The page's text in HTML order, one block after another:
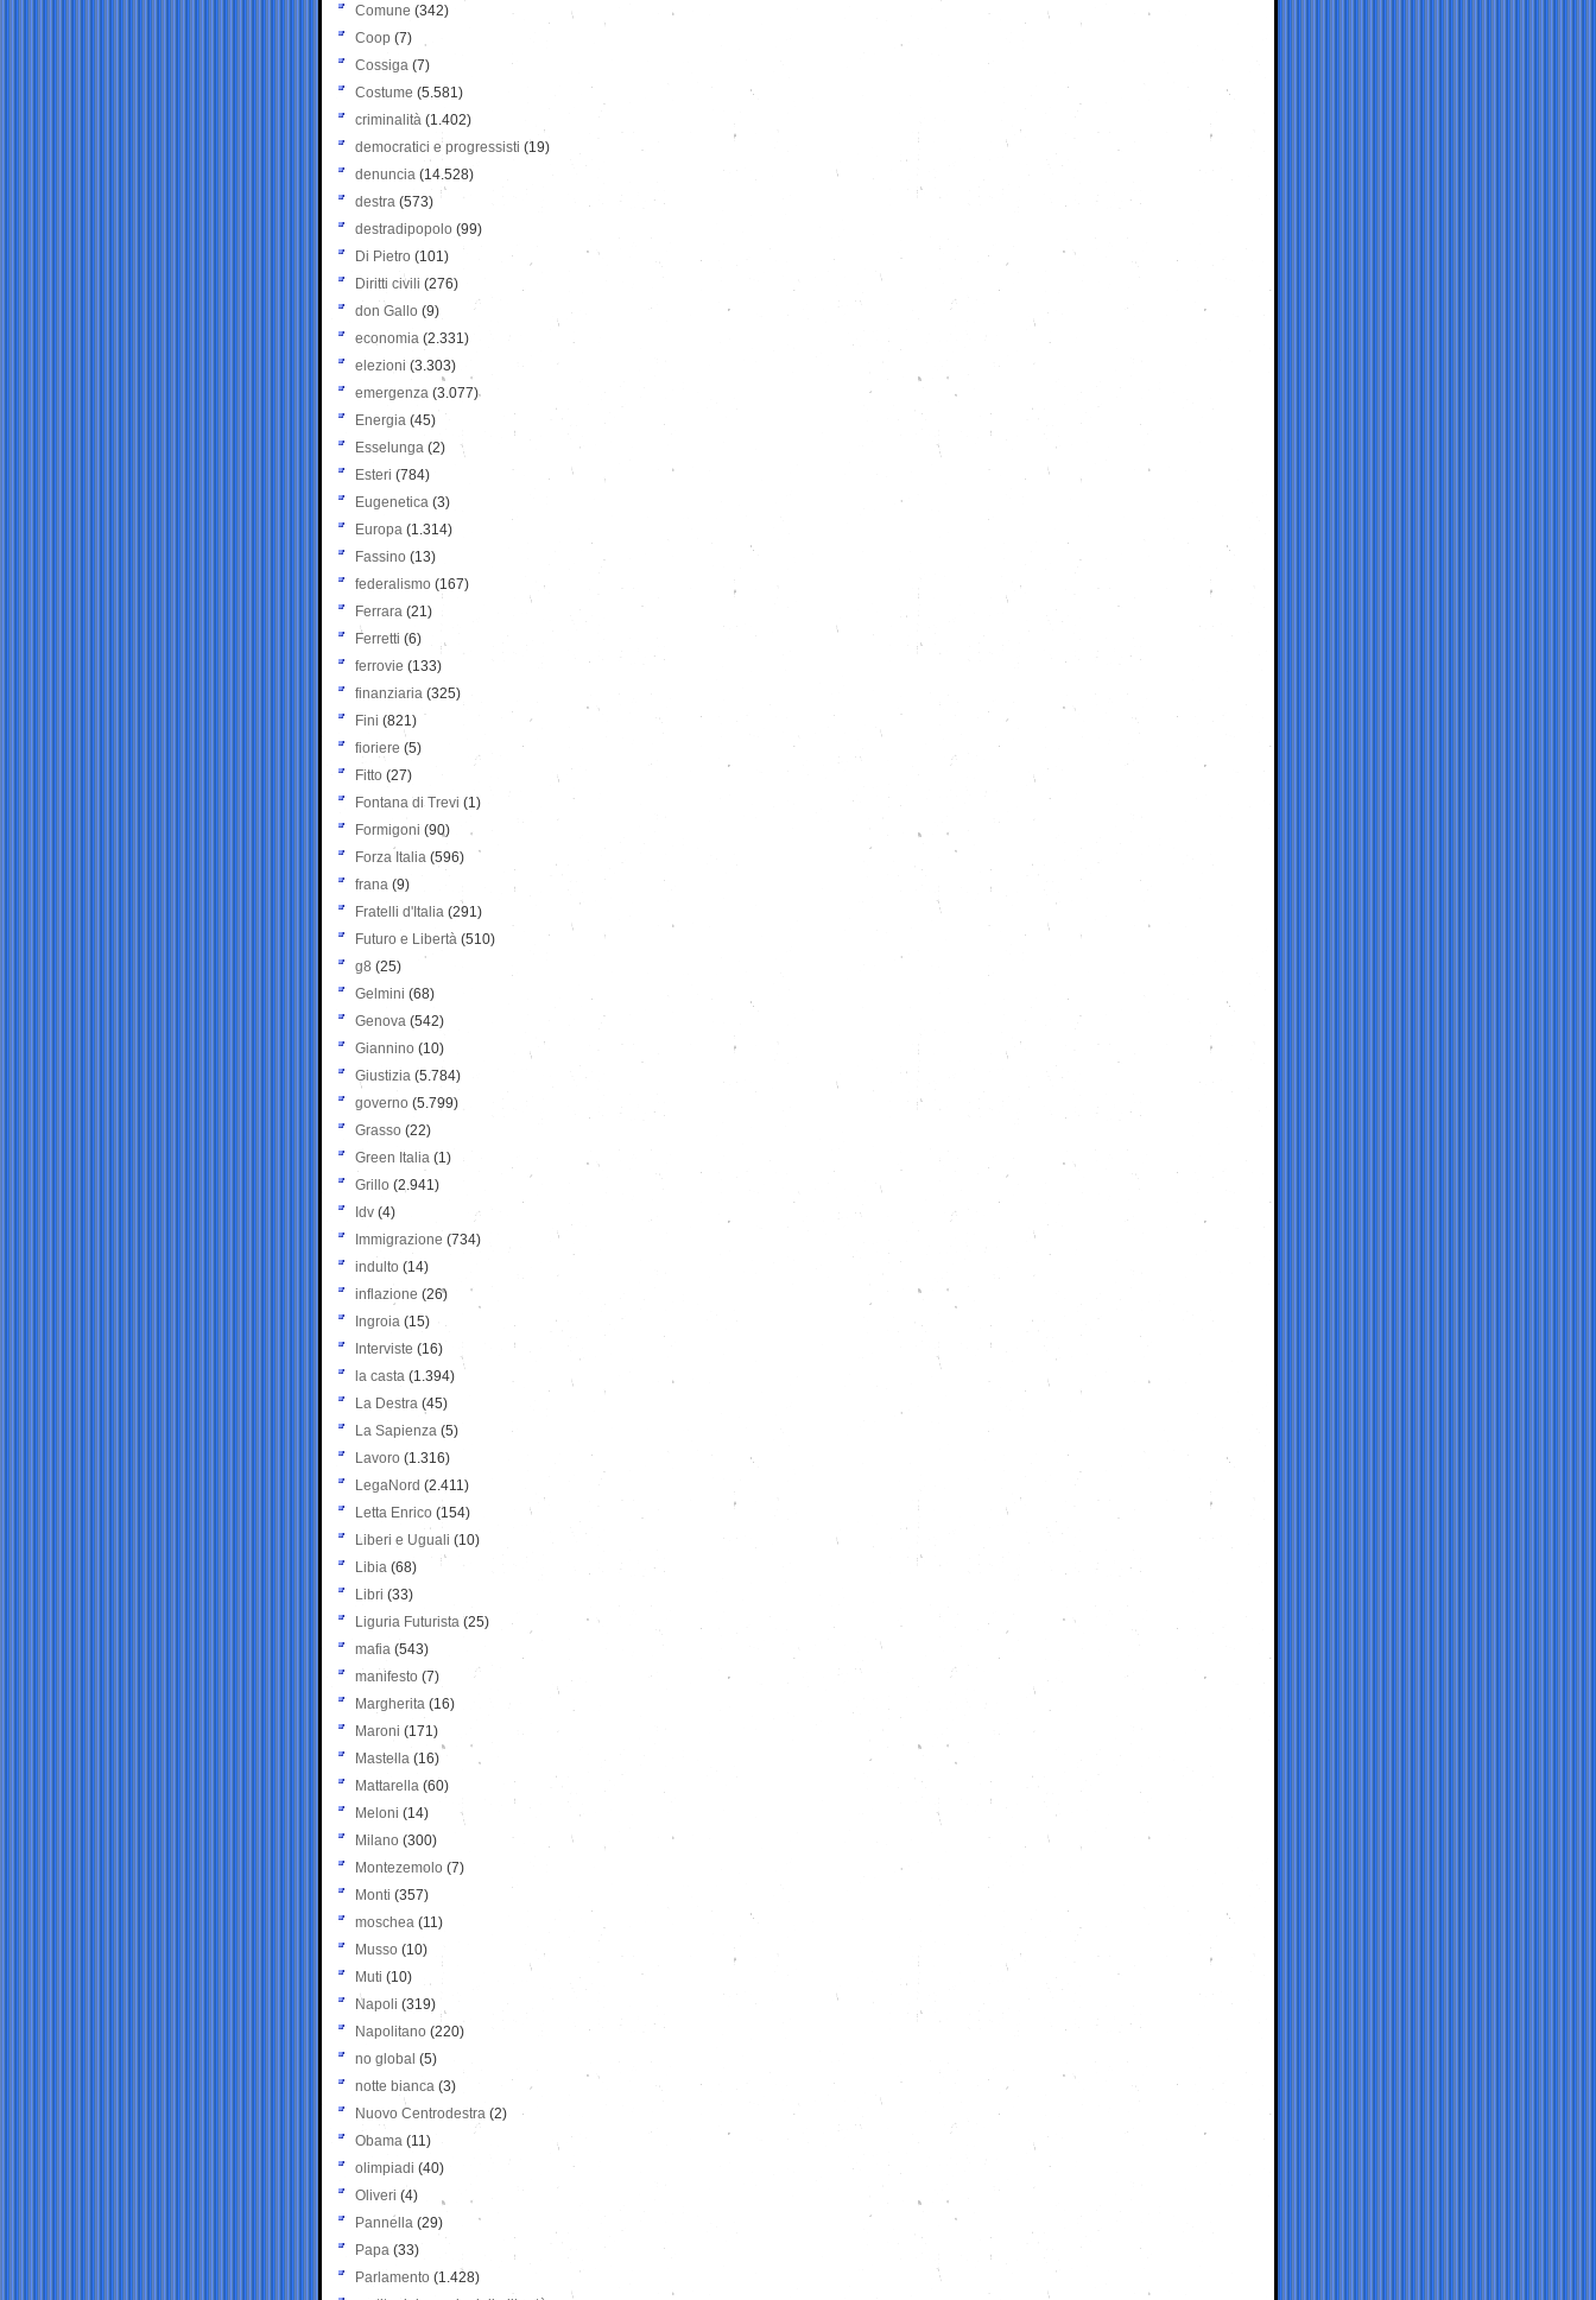
Comune (342)
Coop (7)
Cossiga (7)
Costume (5.581)
criminalità (1.402)
democratici e progressisti (19)
denuncia (14.528)
destra (573)
destradipopolo (99)
Di Pietro (101)
Diritti civili (276)
don Gallo (9)
economia (2.331)
elezioni (3.303)
emergenza (3.077)
Energia (45)
Esselunga (2)
Esteri (784)
Eugenetica (3)
Europa (1.314)
Fassino (13)
federalismo (167)
Ferrara (21)
Ferretti (6)
ferrovie (133)
finanziaria (325)
Fini (821)
fioriere (5)
Fitto (27)
Fontana di Trevi (1)
Formigoni (90)
Forza Italia (596)
frana (9)
Fratelli d'Italia (291)
Futuro e Libertà (510)
g8 (25)
Gelmini (68)
Genova (542)
Giannino (10)
Giustizia (5.784)
governo (5.799)
Grasso (22)
Green Italia (1)
Grillo (2.941)
Idv (4)
Immigrazione (734)
indulto (14)
inflazione (26)
Ingroia (15)
Interviste (16)
la casta (1.394)
La Destra (45)
La Sapienza (5)
Lavoro (1.316)
LegaNord (2.411)
Letta Enrico (154)
Liberi e Uguali (10)
Libia (68)
Libri (33)
Liguria Futurista (25)
mafia (543)
manifesto (7)
Margherita (16)
Maroni (171)
Mastella (16)
Mattarella (60)
Meloni (14)
Milano (300)
Montezemolo (7)
Monti (357)
moschea (11)
Musso (10)
Muti (10)
Napoli (319)
Napolitano (220)
no global (5)
notte bianca (3)
Nuovo Centrodestra (2)
Obama (11)
olimpiadi (40)
Oliveri (4)
Pannella (29)
Papa (33)
Parlamento (1.428)